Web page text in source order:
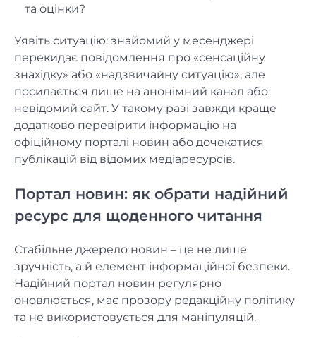
та оцінки?
Уявіть ситуацію: знайомий у месенджері
перекидає повідомлення про «сенсаційну
знахідку» або «надзвичайну ситуацію», але
посилається лише на анонімний канал або
невідомий сайт. У такому разі завжди краще
додатково перевірити інформацію на
офіційному порталі новин або дочекатися
публікацій від відомих медіаресурсів.
Портал новин: як обрати надійний
ресурс для щоденного читання
Стабільне джерело новин – це не лише
зручність, а й елемент інформаційної безпеки.
Надійний портал новин регулярно
оновлюється, має прозору редакційну політику
та не використовується для маніпуляцій.